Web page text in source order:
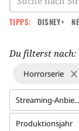
TIPPS: DISNEY+
Du filterst nach:
Horrorserie
Streaming-Anbie...
Produktionsjahr